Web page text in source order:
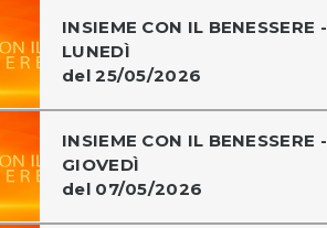
INSIEME CON IL BENESSERE -
LUNEDÌ
del 25/05/2026
INSIEME CON IL BENESSERE -
GIOVEDÌ
del 07/05/2026